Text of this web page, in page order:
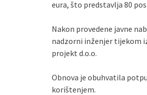
eura, što predstavlja 80
Nakon provedene javne
nadzorni inženjer tijekom
projekt d.o.o.
Obnova je obuhvatila
korištenjem.